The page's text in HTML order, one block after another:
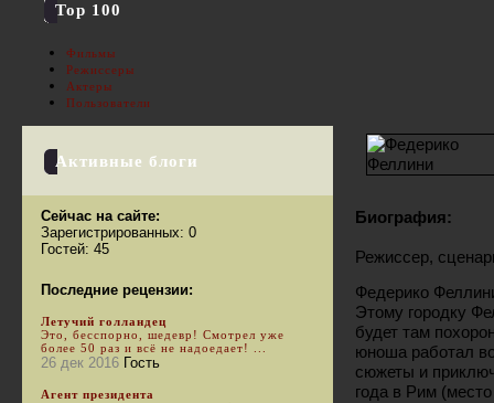
Биография:
Режиссер,
Федерико
Этому городку
будет там
юноша работал
сюжеты и
года в Рим
Top 100
Фильмы
Режиссеры
Актеры
Пользователи
Активные блоги
Сейчас на сайте:
Зарегистрированных: 0
Гостей: 45
Последние рецензии:
Летучий голландец
Это, бесспорно, шедевр! Смотрел уже
более 50 раз и всё не надоедает! ...
26 дек 2016 Гость
Агент президента